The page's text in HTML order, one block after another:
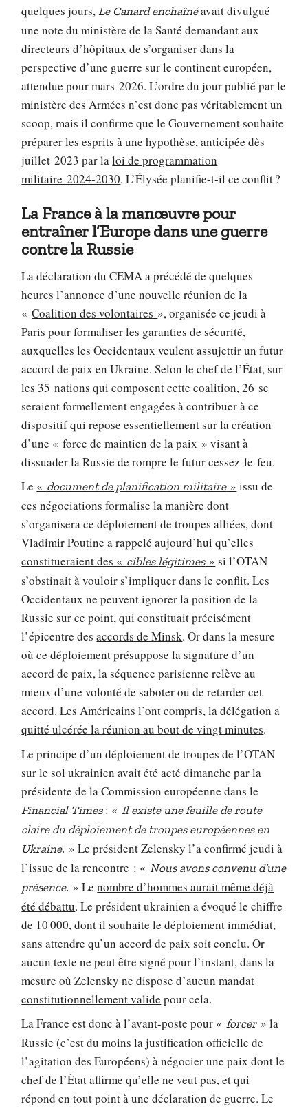
quelques jours,Le Canard enchaînéavait divulgué
une note du ministère de la Santé demandant aux
directeurs d’hôpitaux de s’organiser dans la
perspective d’une guerre sur le continent européen,
attendue pour mars 2026. L’ordre du jour publié par le
ministère des Armées n’est donc pas véritablement un
scoop, mais il confirme que le Gouvernement souhaite
préparer les esprits à une hypothèse, anticipée dès
juillet 2023 par laloi de programmation
militaire 2024-2030. L’Élysée planifie-t-il ce conflit ?
La France à la manœuvre pour
entraîner l’Europe dans une guerre
contre la Russie
La déclaration du CEMA a précédé de quelques
heures l’annonce d’une nouvelle réunion de la
«Coalition des volontaires », organisée ce jeudi à
Paris pour formaliserles garanties de sécurité,
auxquelles les Occidentaux veulent assujettir un futur
accord de paix en Ukraine. Selon le chef de l’État, sur
les 35 nations qui composent cette coalition, 26 se
seraient formellement engagées à contribuer à ce
dispositif qui repose essentiellement sur la création
d’une « force de maintien de la paix » visant à
dissuader la Russie de rompre le futur cessez-le-feu.
Le « document de planification militaire» issu de
ces négociations formalise la manière dont
s’organisera ce déploiement de troupes alliées, dont
Vladimir Poutine a rappelé aujourd’hui qu’elles
constitueraient des « cibleslégitimes» si l’OTAN
s’obstinait à vouloir s’impliquer dans le conflit. Les
Occidentaux ne peuvent ignorer la position de la
Russie sur ce point, qui constituait précisément
l’épicentre desaccords de Minsk. Or dans la mesure
où ce déploiement présuppose la signature d’un
accord de paix, la séquence parisienne relève au
mieux d’une volonté de saboter ou de retarder cet
accord. Les Américains l’ont compris, la délégationa
quitté ulcérée la réunion au bout de vingt minutes.
Le principe d’un déploiement de troupes de l’OTAN
sur le sol ukrainien avait été acté dimanche par la
présidente de la Commission européenne dans le
Financial Times : «Il existe une feuille de route
claire du déploiement de troupes européennes en
Ukraine. » Le président Zelensky l’a confirmé jeudi à
l’issue de la rencontre : « Nous avons convenu d’une
présence. » Lenombre d’hommes aurait même déjà
été débattu. Le président ukrainien a évoqué le chiffre
de 10 000, dont il souhaite ledéploiement immédiat,
sans attendre qu’un accord de paix soit conclu. Or
aucun texte ne peut être signé pour l’instant, dans la
mesure oùZelensky ne dispose d’aucun mandat
constitutionnellement valide pour cela.
La France est donc à l’avant-poste pour «forcer» la
Russie (c’est du moins la justification officielle de
l’agitation des Européens) à négocier une paix dont le
chef de l’État affirme qu’elle ne veut pas, et qui
répond en tout point à une déclaration de guerre. Le